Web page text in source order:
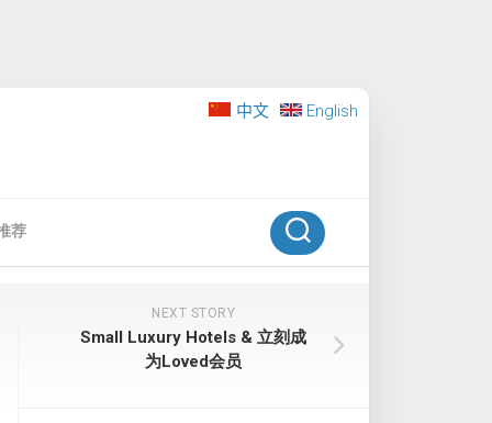
荐
中文 English
NEXT STORY
Small Luxury Hotels & 立刻成
为Loved会员